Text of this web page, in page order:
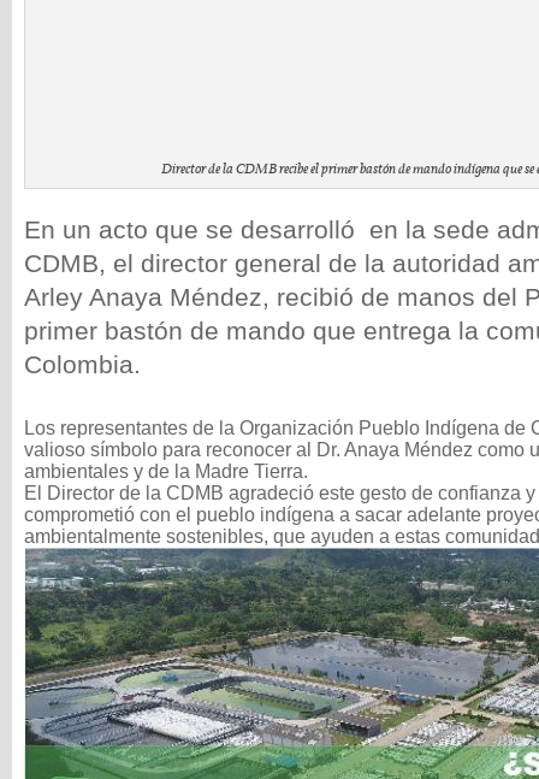
Director de la CDMB recibe el primer bastón de mando indígena que se
En un acto que se desarrolló en la sede
CDMB, el director general de la autoridad
Arley Anaya Méndez, recibió de manos del
primer bastón de mando que entrega la
Colombia.
Los representantes de la Organización Pueblo Indígena de
valioso símbolo para reconocer al Dr. Anaya Méndez como
ambientales y de la Madre Tierra.
El Director de la CDMB agradeció este gesto de confianza
comprometió con el pueblo indígena a sacar adelante
ambientalmente sostenibles, que ayuden a estas